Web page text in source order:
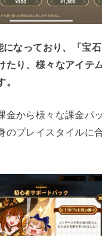
なっており、「宝
たり、様々なアイテ
金から様々な課金パ
のプレイスタイルに